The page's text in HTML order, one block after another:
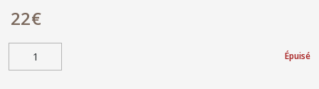
22€
Épuisé